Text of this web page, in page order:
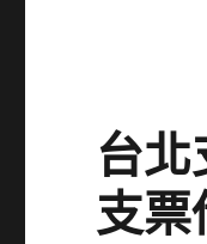
台
支票